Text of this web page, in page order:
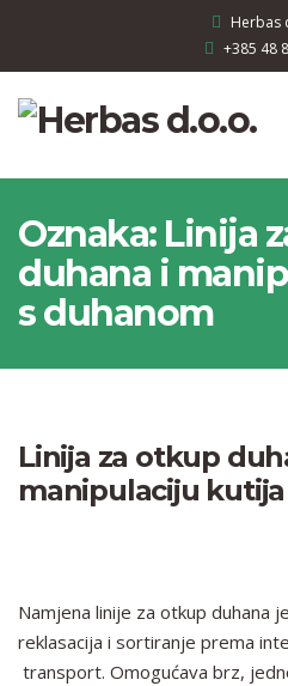
Herbas
+385 48
Oznaka: Linija
duhana i
s duhanom
Linija za otkup
manipulaciju
Namjena linije za otkup duhana
reklasacija i sortiranje prema
transport. Omogućava brz,